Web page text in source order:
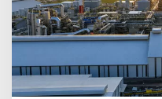
s
e
s
e
b